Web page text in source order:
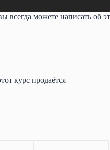
всегда можете написать об
курс продаётся